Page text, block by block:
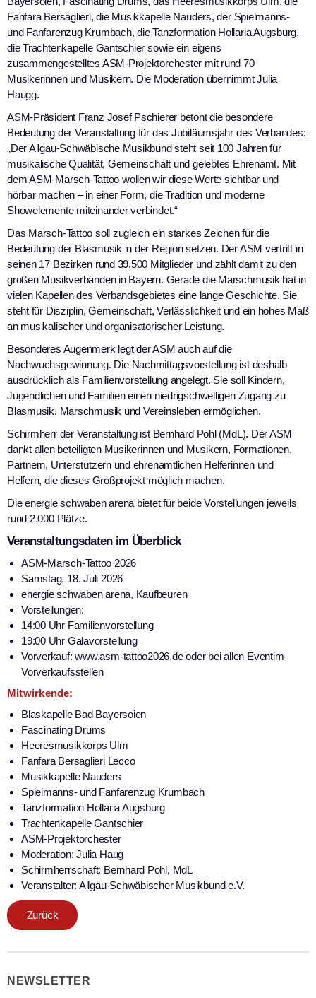
Fanfara Bersaglieri, die Musikkapelle Nauders, der Spielmanns-
und Fanfarenzug Krumbach, die Tanzformation Hollaria Augsburg,
die Trachtenkapelle Gantschier sowie ein eigens
zusammengestelltes ASM-Projektorchester mit rund 70
Musikerinnen und Musikern. Die Moderation übernimmt Julia
Haugg.
ASM-Präsident Franz Josef Pschierer betont die besondere
Bedeutung der Veranstaltung für das Jubiläumsjahr des Verbandes:
„Der Allgäu-Schwäbische Musikbund steht seit 100 Jahren für
musikalische Qualität, Gemeinschaft und gelebtes Ehrenamt. Mit
dem ASM-Marsch-Tattoo wollen wir diese Werte sichtbar und
hörbar machen – in einer Form, die Tradition und moderne
Showelemente miteinander verbindet.“
Das Marsch-Tattoo soll zugleich ein starkes Zeichen für die
Bedeutung der Blasmusik in der Region setzen. Der ASM vertritt in
seinen 17 Bezirken rund 39.500 Mitglieder und zählt damit zu den
großen Musikverbänden in Bayern. Gerade die Marschmusik hat in
vielen Kapellen des Verbandsgebietes eine lange Geschichte. Sie
steht für Disziplin, Gemeinschaft, Verlässlichkeit und ein hohes Maß
an musikalischer und organisatorischer Leistung.
Besonderes Augenmerk legt der ASM auch auf die
Nachwuchsgewinnung. Die Nachmittagsvorstellung ist deshalb
ausdrücklich als Familienvorstellung angelegt. Sie soll Kindern,
Jugendlichen und Familien einen niedrigschwelligen Zugang zu
Blasmusik, Marschmusik und Vereinsleben ermöglichen.
Schirmherr der Veranstaltung ist Bernhard Pohl (MdL). Der ASM
dankt allen beteiligten Musikerinnen und Musikern, Formationen,
Partnern, Unterstützern und ehrenamtlichen Helferinnen und
Helfern, die dieses Großprojekt möglich machen.
Die energie schwaben arena bietet für beide Vorstellungen jeweils
rund 2.000 Plätze.
Veranstaltungsdaten im Überblick
ASM-Marsch-Tattoo 2026
Samstag, 18. Juli 2026
energie schwaben arena, Kaufbeuren
Vorstellungen:
14:00 Uhr Familienvorstellung
19:00 Uhr Galavorstellung
Vorverkauf: www.asm-tattoo2026.de oder bei allen Eventim-
Vorverkaufsstellen
Mitwirkende:
Blaskapelle Bad Bayersoien
Fascinating Drums
Heeresmusikkorps Ulm
Fanfara Bersaglieri Lecco
Musikkapelle Nauders
Spielmanns- und Fanfarenzug Krumbach
Tanzformation Hollaria Augsburg
Trachtenkapelle Gantschier
ASM-Projektorchester
Moderation: Julia Haug
Schirmherrschaft: Bernhard Pohl, MdL
Veranstalter: Allgäu-Schwäbischer Musikbund e.V.
Zurück
NEWSLETTER